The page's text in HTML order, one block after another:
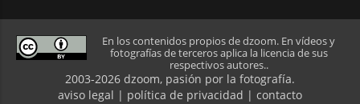
En los contenidos propios de dzoom. En vídeos y
fotografías de terceros aplica la licencia de sus
respectivos autores..
2003-2026 dzoom, pasión por la fotografía.
aviso legal | política de privacidad | contacto